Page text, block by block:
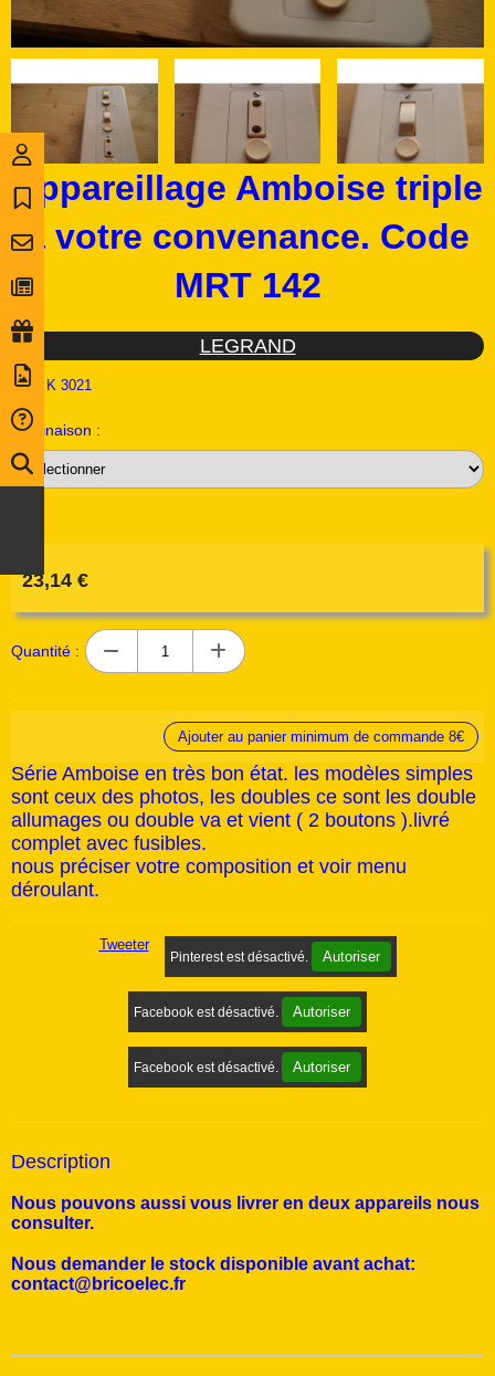
Appareillage Amboise triple
a votre convenance. Code
MRT 142
LEGRAND
Ref : K 3021
Déclinaison :
23,14 €
Quantité :
Ajouter au panier minimum de commande 8€
Série Amboise en très bon état. les modèles simples
sont ceux des photos, les doubles ce sont les double
allumages ou double va et vient ( 2 boutons ).livré
complet avec fusibles.
nous préciser votre composition et voir menu
déroulant.
Tweeter
Pinterest est désactivé. Autoriser
Facebook est désactivé. Autoriser
Facebook est désactivé. Autoriser
Description
Nous pouvons aussi vous livrer en deux appareils nous
consulter.
Nous demander le stock disponible avant achat:
contact@bricoelec.fr